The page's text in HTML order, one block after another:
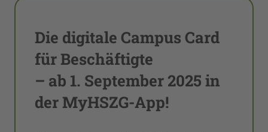
Die digitale Campus Card
für Beschäftigte
– ab 1. September 2025 in
der MyHSZG-App!